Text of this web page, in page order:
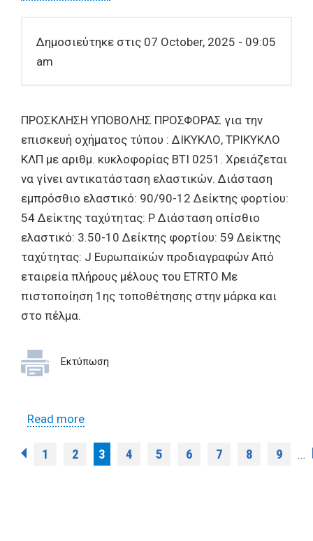
Δημοσιεύτηκε στις 07 October, 2025 - 09:05
am
ΠΡΟΣΚΛΗΣΗ ΥΠΟΒΟΛΗΣ ΠΡΟΣΦΟΡΑΣ για την
επισκευή οχήματος τύπου : ΔΙΚΥΚΛΟ, ΤΡΙΚΥΚΛΟ
ΚΛΠ με αριθμ. κυκλοφορίας ΒΤΙ 0251. Χρειάζεται
να γίνει αντικατάσταση ελαστικών. Διάσταση
εμπρόσθιο ελαστικό: 90/90-12 Δείκτης φορτίου:
54 Δείκτης ταχύτητας: P Διάσταση οπίσθιο
ελαστικό: 3.50-10 Δείκτης φορτίου: 59 Δείκτης
ταχύτητας: J Ευρωπαϊκών προδιαγραφών Από
εταιρεία πλήρους μέλους του ETRTO Με
πιστοποίηση 1ης τοποθέτησης στην μάρκα και
στο πέλμα.
Εκτύπωση
Read moreabout ΠΡΟΣΚΛΗΣΗ ΥΠΟΒΟΛΗΣ
τύπου : ΔΙΚΥΚΛΟ, ΤΡΙΚΥΚΛΟ ΚΛΠ με αριθμ.
Pages
1 2 3 4 5 6 7 8 9 …